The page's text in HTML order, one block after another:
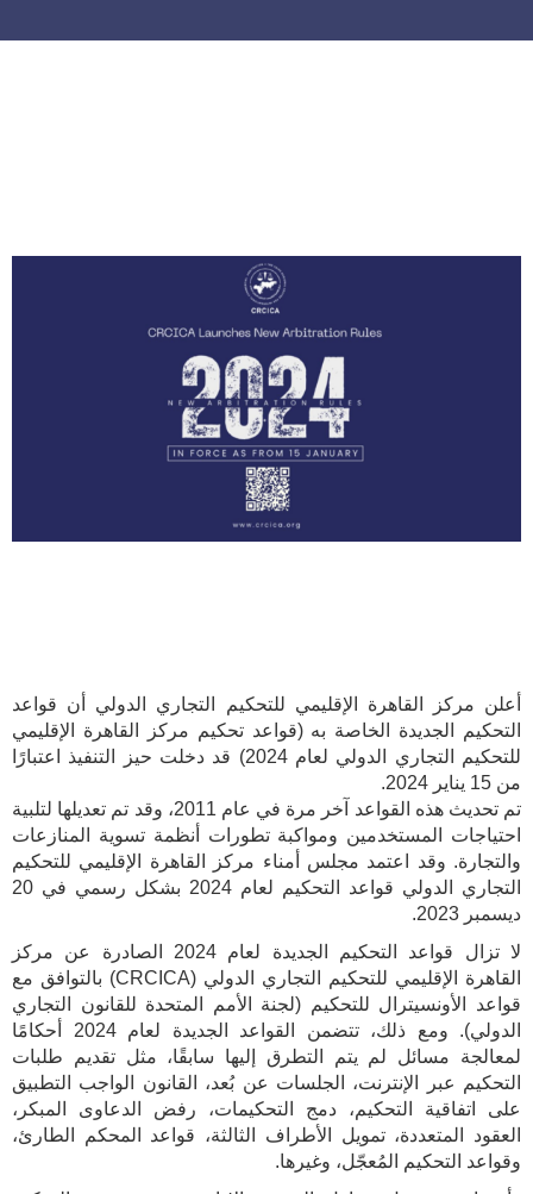
أعلن مركز القاهرة الإقليمي للتحكيم التجاري الدولي أن قواعد
التحكيم الجديدة الخاصة به (قواعد تحكيم مركز القاهرة الإقليمي
للتحكيم التجاري الدولي لعام 2024) قد دخلت حيز التنفيذ اعتبارًا
من 15 يناير 2024.
تم تحديث هذه القواعد آخر مرة في عام 2011، وقد تم تعديلها لتلبية
احتياجات المستخدمين ومواكبة تطورات أنظمة تسوية المنازعات
والتجارة. وقد اعتمد مجلس أمناء مركز القاهرة الإقليمي للتحكيم
التجاري الدولي قواعد التحكيم لعام 2024 بشكل رسمي في 20
ديسمبر 2023.
لا تزال قواعد التحكيم الجديدة لعام 2024 الصادرة عن مركز
القاهرة الإقليمي للتحكيم التجاري الدولي (CRCICA) بالتوافق مع
قواعد الأونسيترال للتحكيم (لجنة الأمم المتحدة للقانون التجاري
الدولي). ومع ذلك، تتضمن القواعد الجديدة لعام 2024 أحكامًا
لمعالجة مسائل لم يتم التطرق إليها سابقًا، مثل تقديم طلبات
التحكيم عبر الإنترنت، الجلسات عن بُعد، القانون الواجب التطبيق
على اتفاقية التحكيم، دمج التحكيمات، رفض الدعاوى المبكر،
العقود المتعددة، تمويل الأطراف الثالثة، قواعد المحكم الطارئ،
وقواعد التحكيم المُعجّل، وغيرها.